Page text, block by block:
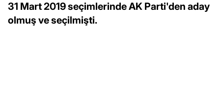
31 Mart 2019 seçimlerinde AK Parti'den aday
olmuş ve seçilmişti.